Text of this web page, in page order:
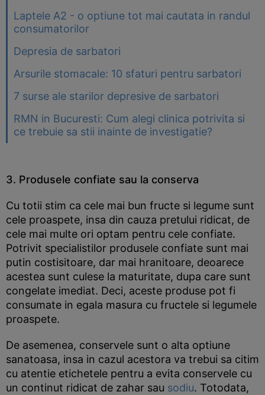
Laptele A2 - o optiune tot mai cautata in randul
consumatorilor
Depresia de sarbatori
Arsurile stomacale: 10 sfaturi pentru sarbatori
7 surse ale starilor depresive de sarbatori
RMN in Bucuresti: Cum alegi clinica potrivita si
ce trebuie sa stii inainte de investigatie?
3. Produsele confiate sau la conserva
Cu totii stim ca cele mai bun fructe si legume sunt
cele proaspete, insa din cauza pretului ridicat, de
cele mai multe ori optam pentru cele confiate.
Potrivit specialistilor produsele confiate sunt mai
putin costisitoare, dar mai hranitoare, deoarece
acestea sunt culese la maturitate, dupa care sunt
congelate imediat. Deci, aceste produse pot fi
consumate in egala masura cu fructele si legumele
proaspete.
De asemenea, conservele sunt o alta optiune
sanatoasa, insa in cazul acestora va trebui sa citim
cu atentie etichetele pentru a evita conservele cu
un continut ridicat de zahar sau sodiu. Totodata,